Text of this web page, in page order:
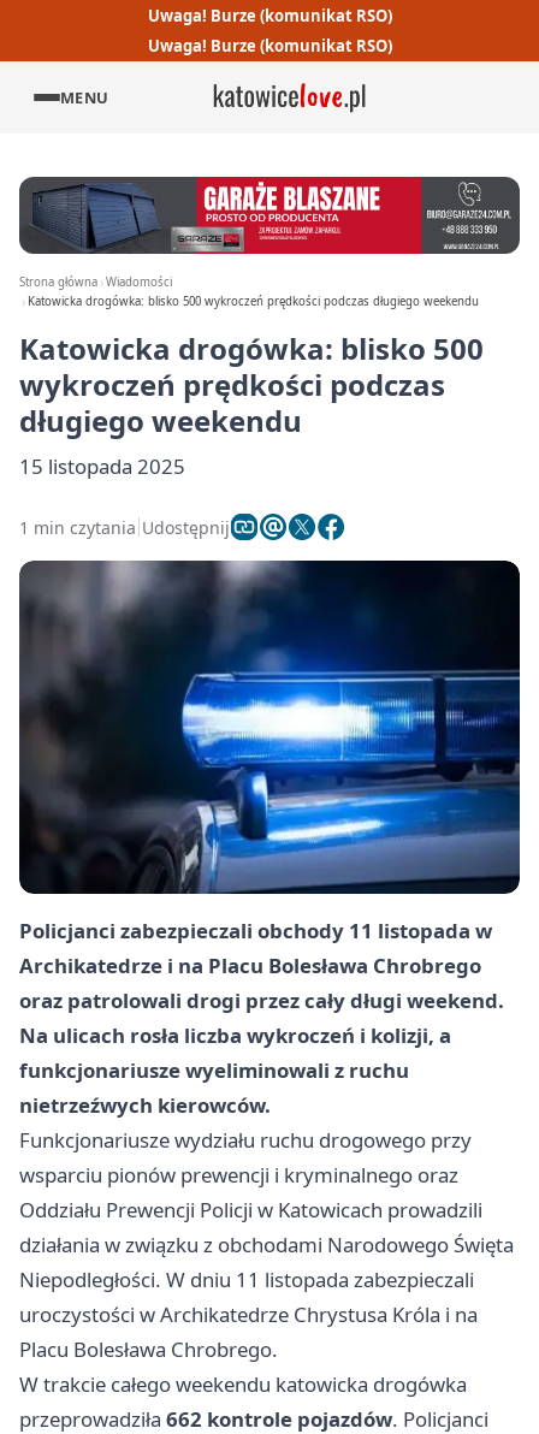
Uwaga! Burze (komunikat RSO)
Uwaga! Burze (komunikat RSO)
MENU
Strona główna Wiadomości
Katowicka drogówka: blisko 500 wykroczeń prędkości podczas długiego weekendu
Katowicka drogówka: blisko 500
wykroczeń prędkości podczas
długiego weekendu
15 listopada 2025
1 min czytania Udostępnij
Policjanci zabezpieczali obchody 11 listopada w
Archikatedrze i na Placu Bolesława Chrobrego
oraz patrolowali drogi przez cały długi weekend.
Na ulicach rosła liczba wykroczeń i kolizji, a
funkcjonariusze wyeliminowali z ruchu
nietrzeźwych kierowców.
Funkcjonariusze wydziału ruchu drogowego przy
wsparciu pionów prewencji i kryminalnego oraz
Oddziału Prewencji Policji w Katowicach prowadzili
działania w związku z obchodami Narodowego Święta
Niepodległości. W dniu 11 listopada zabezpieczali
uroczystości w Archikatedrze Chrystusa Króla i na
Placu Bolesława Chrobrego.
W trakcie całego weekendu katowicka drogówka
przeprowadziła 662 kontrole pojazdów. Policjanci